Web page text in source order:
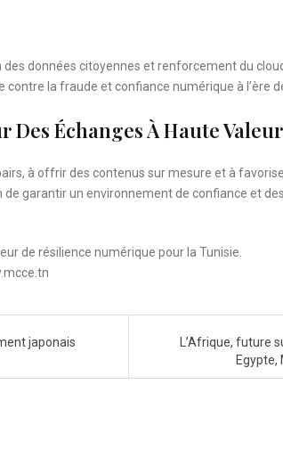
données citoyennes et renforcement du
la fraude et confiance numérique à l’ère de
Des Échanges À Haute
à offrir des contenus sur mesure et à
de garantir un environnement de confiance et
de résilience numérique pour la Tunisie.
japonais
L’Afrique, future
Egypte,